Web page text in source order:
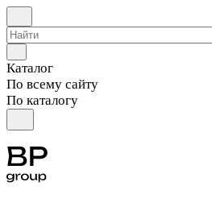
Каталог
По всему сайту
По каталогу